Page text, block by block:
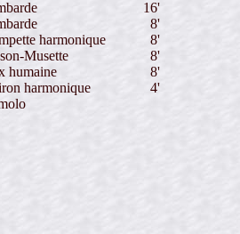
16'
8'
harmonique
8'
Musette
8'
humaine
8'
harmonique
4'